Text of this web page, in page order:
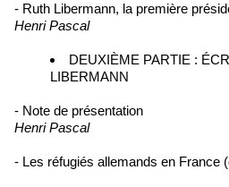
- Ruth Libermann, la première
Henri Pascal
DEUXIÈME PARTIE :
LIBERMANN
- Note de présentation
Henri Pascal
- Les réfugiés allemands en France